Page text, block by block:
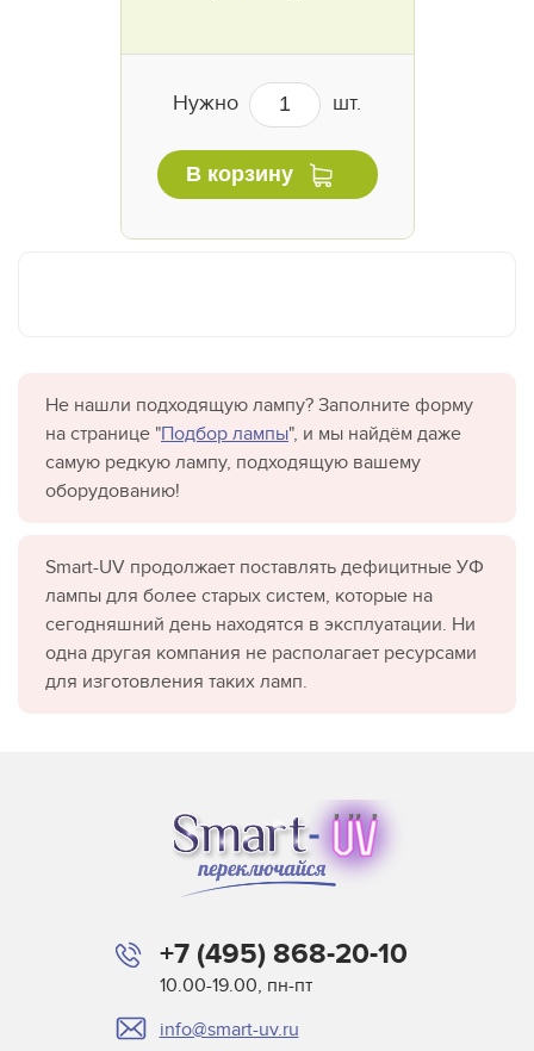
Нужно шт.
В корзину
Не нашли подходящую лампу? Заполните форму
на странице "Подбор лампы", и мы найдём даже
самую редкую лампу, подходящую вашему
оборудованию!
Smart-UV продолжает поставлять дефицитные УФ
лампы для более старых систем, которые на
сегодняшний день находятся в эксплуатации. Ни
одна другая компания не располагает ресурсами
для изготовления таких ламп.
+7 (495) 868-20-10
10.00-19.00, пн-пт
info@smart-uv.ru